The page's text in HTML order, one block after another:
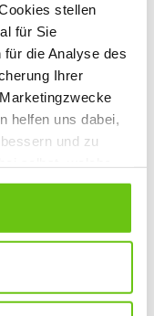
stellen
für Sie
die Analyse des
Ihrer
helfen uns dabei,
und zu
Ihre Zustimmung,
Fall werden nur
unserer Website
unten
Datennutzung
Code –
-
Groß- und200228
28,90 €